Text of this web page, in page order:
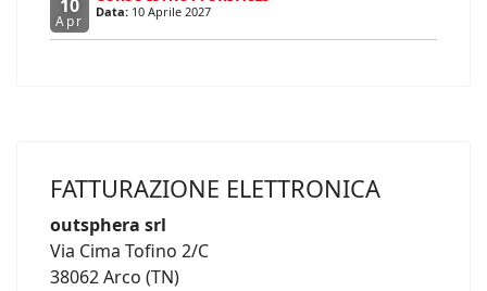
10
Apr Data: 10 Aprile 2027
FATTURAZIONE ELETTRONICA
outsphera srl
Via Cima Tofino 2/C
38062 Arco (TN)